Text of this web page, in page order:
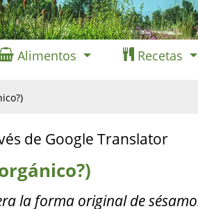
Alimentos Recetas
de Google Translator
la forma original de